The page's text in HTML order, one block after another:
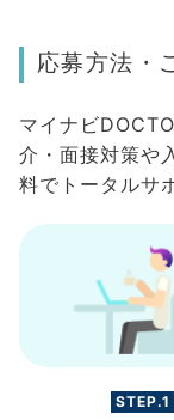
応募方法・
マイナビ
介・面接対策や
料でトータルサ
STEP.1